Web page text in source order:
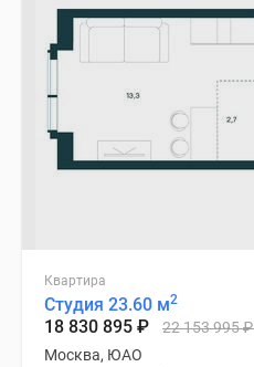
Квартира
Студия 23.60 м2
18 830 895 ₽ 22 153 995₽
Москва, ЮАО